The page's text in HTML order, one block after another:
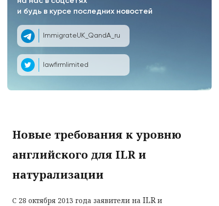
и будь в курсе последних новостей
ImmigrateUK_QandA_ru
lawfirmlimited
Новые требования к уровню
английского для ILR и
натурализации
С 28 октября 2013 года заявители на ILRи